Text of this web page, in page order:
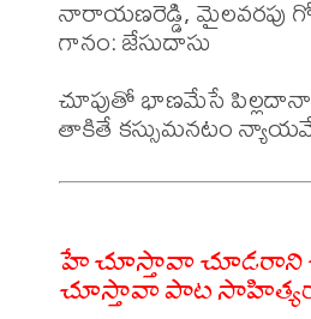
నారాయణరెడ్డి, మైలవరపు
గానం: జేసుదాసు
చూపుతో భాణమేసే పిల్లదానా
హే చూస్తావా చూడరాని
చూస్తావా పాట